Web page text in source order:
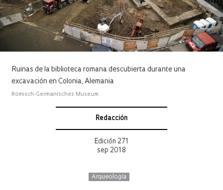
Ruinas de la biblioteca romana descubierta durante una
excavación en Colonia, Alemania
Römisch-Germanisches Museum
Redacción
Edición 271
sep 2018
Arqueología